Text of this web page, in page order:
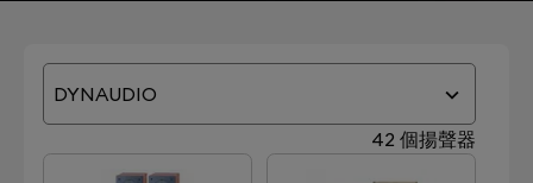
DYNAUDIO
42 個揚聲器